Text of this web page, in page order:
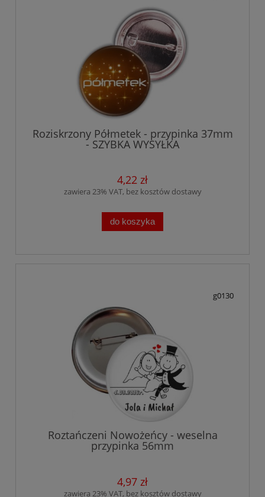
Roziskrzony Półmetek - przypinka 37mm
- SZYBKA WYSYŁKA
4,22 zł
zawiera 23% VAT, bez kosztów dostawy
do koszyka
g0130
Roztańczeni Nowożeńcy - weselna
przypinka 56mm
4,97 zł
zawiera 23% VAT, bez kosztów dostawy